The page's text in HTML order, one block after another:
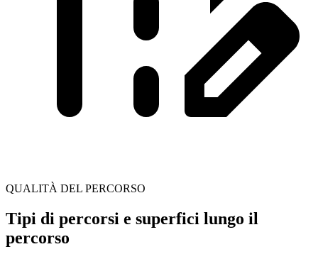
QUALITÀ DEL PERCORSO
Tipi di percorsi e superfici lungo il
percorso